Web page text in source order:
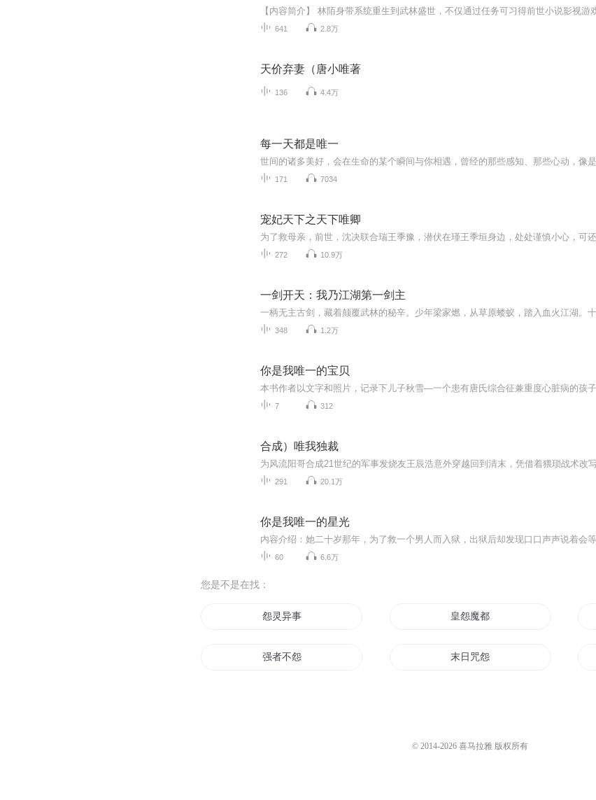
641 2.8万
天价弃妻（唐小唯著
136 4.4万
每一天都是唯一
171 7034
宠妃天下之天下唯卿
272 10.9万
一剑开天：我乃江湖第一剑主
348 1.2万
你是我唯一的宝贝
7 312
合成）唯我独裁
291 20.1万
你是我唯一的星光
60 6.6万
您是不是在找：
怨灵异事 皇怨魔都
强者不怨 末日咒怨
© 2014-2026 喜马拉雅 版权所有